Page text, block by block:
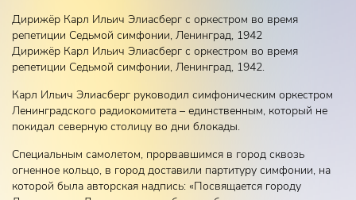
Дирижёр Карл Ильич Элиасберг с оркестром во время
репетиции Седьмой симфонии, Ленинград, 1942
Дирижёр Карл Ильич Элиасберг с оркестром во время
репетиции Седьмой симфонии, Ленинград, 1942.
Карл Ильич Элиасберг руководил симфоническим оркестром
Ленинградского радиокомитета – единственным, который не
покидал северную столицу во дни блокады.
Специальным самолетом, прорвавшимся в город сквозь
огненное кольцо, в город доставили партитуру симфонии, на
которой была авторская надпись: «Посвящается городу